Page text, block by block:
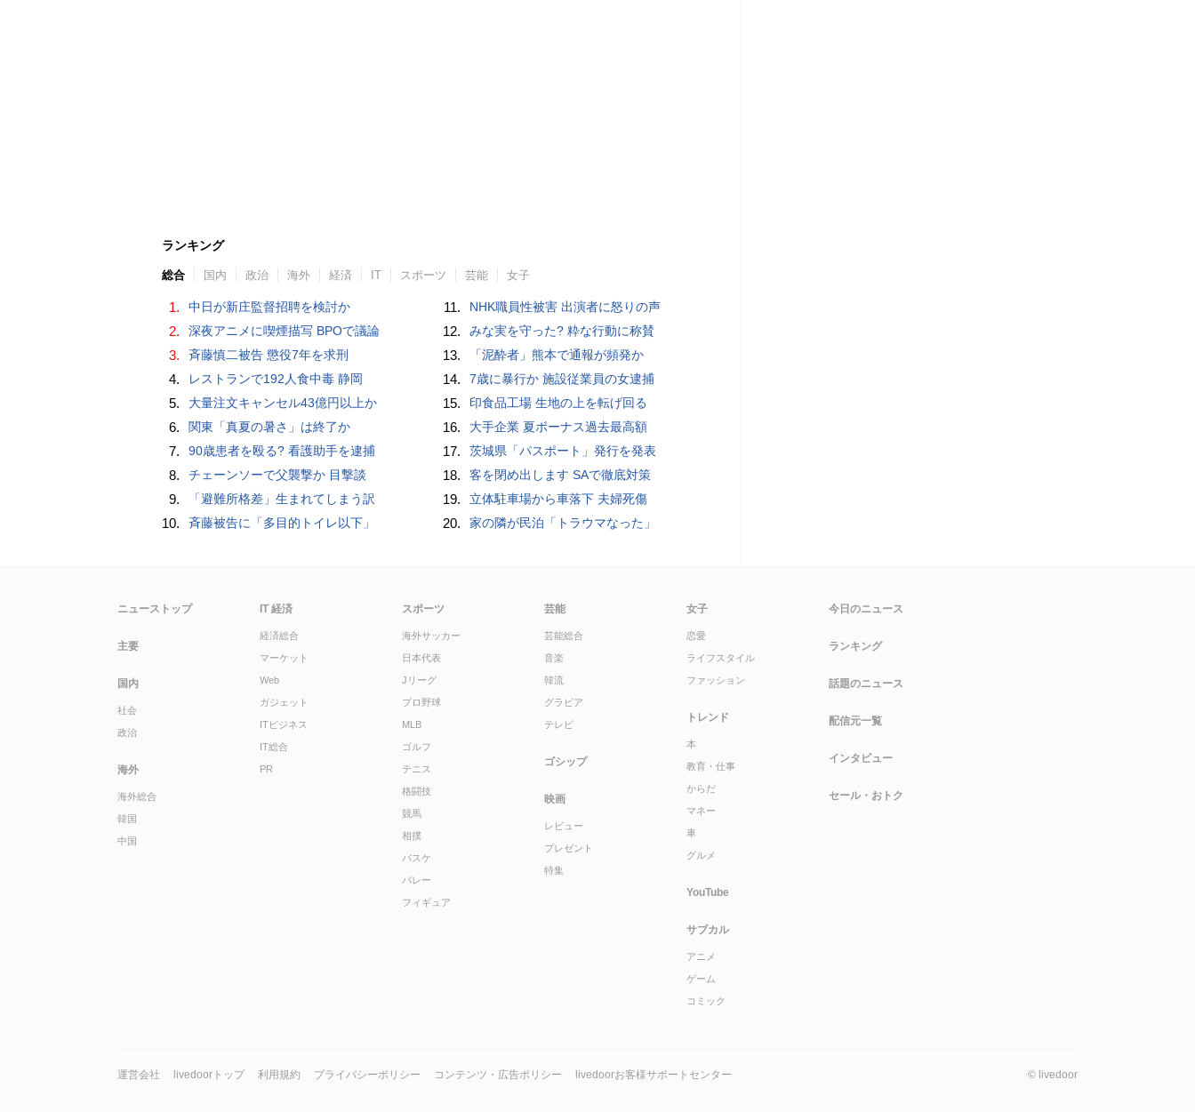
ランキング
総合 国内 政治 海外 経済 IT スポーツ 芸能 女子
1. 中日が新庄監督招聘を検討か
2. 深夜アニメに喫煙描写 BPOで議論
3. 斉藤慎二被告 懲役7年を求刑
4. レストランで192人食中毒 静岡
5. 大量注文キャンセル43億円以上か
6. 関東「真夏の暑さ」は終了か
7. 90歳患者を殴る? 看護助手を逮捕
8. チェーンソーで父襲撃か 目撃談
9. 「避難所格差」生まれてしまう訳
10. 斉藤被告に「多目的トイレ以下」
11. NHK職員性被害 出演者に怒りの声
12. みな実を守った? 粋な行動に称賛
13. 「泥酔者」熊本で通報が頻発か
14. 7歳に暴行か 施設従業員の女逮捕
15. 印食品工場 生地の上を転げ回る
16. 大手企業 夏ボーナス過去最高額
17. 茨城県「パスポート」発行を発表
18. 客を閉め出します SAで徹底対策
19. 立体駐車場から車落下 夫婦死傷
20. 家の隣が民泊「トラウマなった」
ニューストップ
主要
国内
社会
政治
海外
海外総合
韓国
中国
IT 経済
経済総合
マーケット
Web
ガジェット
ITビジネス
IT総合
PR
スポーツ
海外サッカー
日本代表
Jリーグ
プロ野球
MLB
ゴルフ
テニス
格闘技
競馬
相撲
バスケ
バレー
フィギュア
芸能
芸能総合
音楽
韓流
グラビア
テレビ
ゴシップ
映画
レビュー
プレゼント
特集
女子
恋愛
ライフスタイル
ファッション
トレンド
本
教育・仕事
からだ
マネー
車
グルメ
YouTube
サブカル
アニメ
ゲーム
コミック
今日のニュース
ランキング
話題のニュース
配信元一覧
インタビュー
セール・おトク
運営会社 livedoorトップ 利用規約 プライバシーポリシー コンテンツ・広告ポリシー livedoorお客様サポートセンター © livedoor